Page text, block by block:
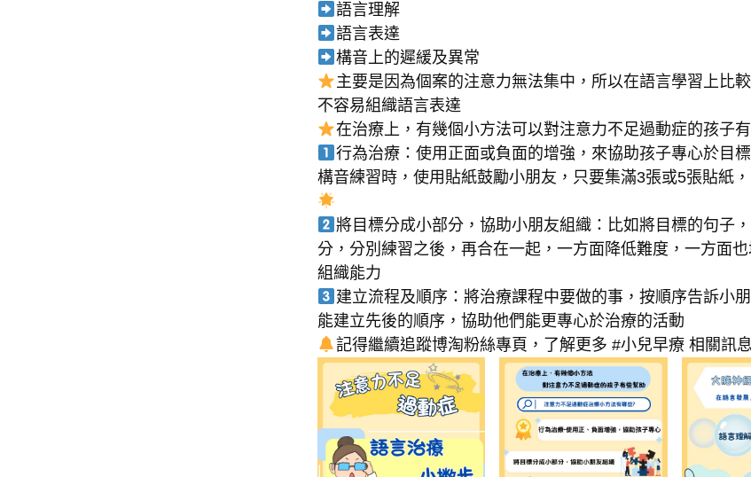
語言理解
語言表達
構音上的遲緩及異常
主要是因為個案的注意力無法集中，所以在語言學習上比
不容易組織語言表達
在治療上，有幾個小方法可以對注意力不足過動症的孩子
行為治療：使用正面或負面的增強，來協助孩子專心於目
構音練習時，使用貼紙鼓勵小朋友，只要集滿3張或5張貼紙
將目標分成小部分，協助小朋友組織：比如將目標的句子
分，分別練習之後，再合在一起，一方面降低難度，一方面
組織能力
建立流程及順序：將治療課程中要做的事，按順序告訴小
能建立先後的順序，協助他們能更專心於治療的活動
記得繼續追蹤博淘粉絲專頁，了解更多 #小兒早療 相關訊息